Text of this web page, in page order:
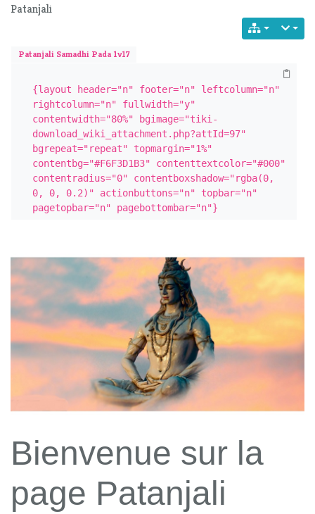
Patanjali
Patanjali Samadhi Pada 1v17
{layout header="n" footer="n" leftcolumn="n"
rightcolumn="n" fullwidth="y"
contentwidth="80%" bgimage="tiki-
download_wiki_attachment.php?attId=97"
bgrepeat="repeat" topmargin="1%"
contentbg="#F6F3D1B3" contenttextcolor="#000"
contentradius="0" contentboxshadow="rgba(0,
0, 0, 0.2)" actionbuttons="n" topbar="n"
pagetopbar="n" pagebottombar="n"}
Bienvenue sur la
page Patanjali